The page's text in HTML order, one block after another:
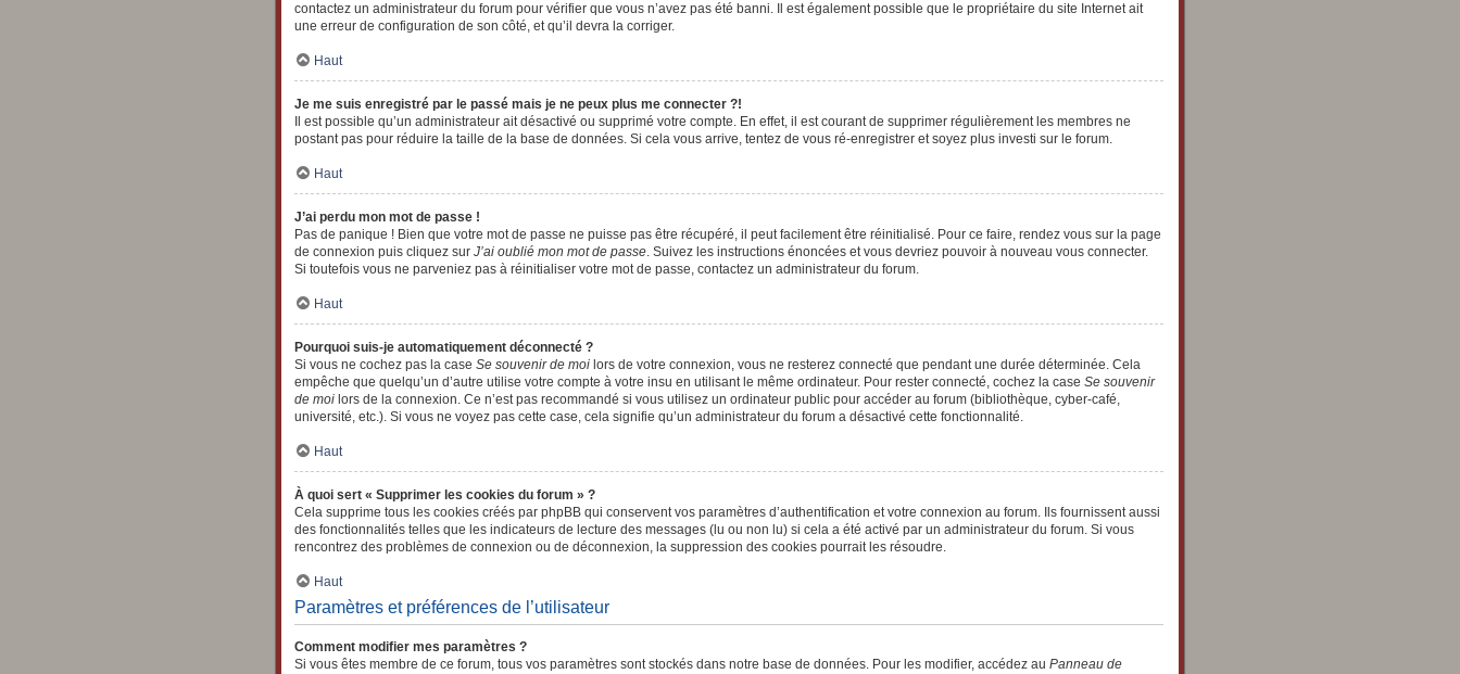
contactez un administrateur du forum pour vérifier que vous n’avez pas été banni. Il est également possible que le propriétaire du site Internet ait
une erreur de configuration de son côté, et qu’il devra la corriger.
Haut
Je me suis enregistré par le passé mais je ne peux plus me connecter ?!
Il est possible qu’un administrateur ait désactivé ou supprimé votre compte. En effet, il est courant de supprimer régulièrement les membres ne
postant pas pour réduire la taille de la base de données. Si cela vous arrive, tentez de vous ré-enregistrer et soyez plus investi sur le forum.
Haut
J’ai perdu mon mot de passe !
Pas de panique ! Bien que votre mot de passe ne puisse pas être récupéré, il peut facilement être réinitialisé. Pour ce faire, rendez vous sur la page
de connexion puis cliquez sur J’ai oublié mon mot de passe. Suivez les instructions énoncées et vous devriez pouvoir à nouveau vous connecter.
Si toutefois vous ne parveniez pas à réinitialiser votre mot de passe, contactez un administrateur du forum.
Haut
Pourquoi suis-je automatiquement déconnecté ?
Si vous ne cochez pas la case Se souvenir de moi lors de votre connexion, vous ne resterez connecté que pendant une durée déterminée. Cela
empêche que quelqu’un d’autre utilise votre compte à votre insu en utilisant le même ordinateur. Pour rester connecté, cochez la case Se souvenir
de moi lors de la connexion. Ce n’est pas recommandé si vous utilisez un ordinateur public pour accéder au forum (bibliothèque, cyber-café,
université, etc.). Si vous ne voyez pas cette case, cela signifie qu’un administrateur du forum a désactivé cette fonctionnalité.
Haut
À quoi sert « Supprimer les cookies du forum » ?
Cela supprime tous les cookies créés par phpBB qui conservent vos paramètres d’authentification et votre connexion au forum. Ils fournissent aussi
des fonctionnalités telles que les indicateurs de lecture des messages (lu ou non lu) si cela a été activé par un administrateur du forum. Si vous
rencontrez des problèmes de connexion ou de déconnexion, la suppression des cookies pourrait les résoudre.
Haut
Paramètres et préférences de l’utilisateur
Comment modifier mes paramètres ?
Si vous êtes membre de ce forum, tous vos paramètres sont stockés dans notre base de données. Pour les modifier, accédez au Panneau de